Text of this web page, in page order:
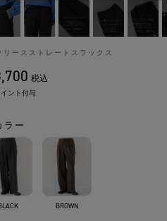
リースストレートスラックス
税込
イント付与
ラー
BROWN